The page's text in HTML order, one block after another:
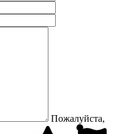
Пожалуйста,